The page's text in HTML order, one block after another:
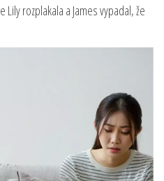
rozplakala a James vypadal, že